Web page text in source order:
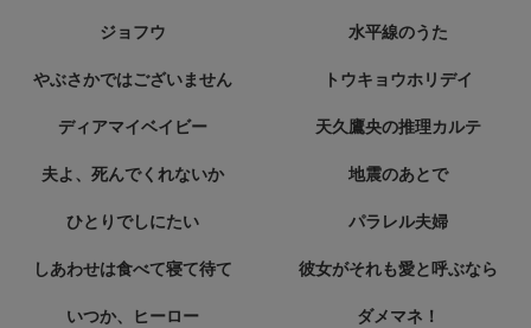
ジョフウ 水平線のうた
やぶさかではございません トウキョウホリデイ
ディアマイベイビー 天久鷹央の推理カルテ
夫よ、死んでくれないか 地震のあとで
ひとりでしにたい パラレル夫婦
しあわせは食べて寝て待て 彼女がそれも愛と呼ぶなら
いつか、ヒーロー ダメマネ！